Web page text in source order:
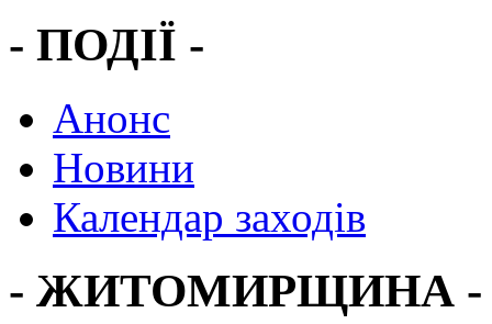
- ПОДІЇ -
Анонс
Новини
Календар заходів
- ЖИТОМИРЩИНА -